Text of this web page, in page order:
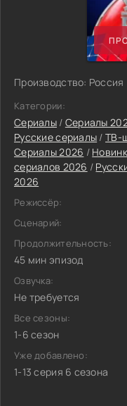
Производство: Россия
Категории:
Сериалы/ Сериалы
Русские сериалы /ТВ-
Сериалы 2026 /
сериалов 2026 /
2026
Режиссёр:
Сценарий:
Продолжительность:
45 мин эпизод
Озвучка:
Не требуется
Все сезоны:
1-6 сезон
Уже добавлено:
1-13 серия 6 сезона